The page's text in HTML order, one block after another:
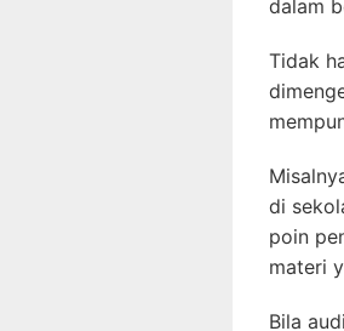
dalam
Tidak
di
poin
materi
Bila